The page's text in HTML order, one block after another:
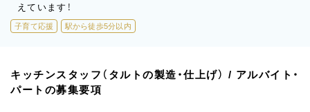
えています！
子育て応援 駅から徒歩5分以内
キッチンスタッフ（タルトの製造・仕上げ） / アルバイト・
パートの募集要項